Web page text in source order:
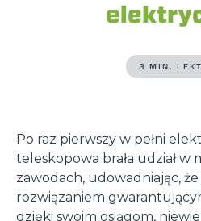
3 MIN.
Po raz pierwszy w pełni
teleskopowa brała udział
zawodach, udowadniając,
rozwiązaniem
dzięki swoim osiągom,